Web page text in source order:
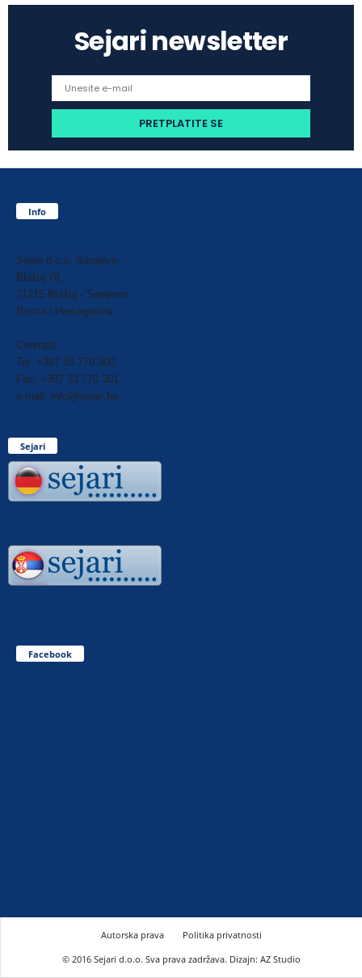
Sejari newsletter
Info
Sejari d.o.o. Sarajevo
Blažuj 78,
71215 Blažuj - Sarajevo
Bosna i Hercegovina
Centrala:
Tel: +387 33 770 300
Fax: +387 33 770 301
e-mail: info@sejari.ba
Sejari
Facebook
Autorska prava
Politika privatnosti
© 2016 Sejari d.o.o. Sva prava zadržava. Dizajn: AZ Studio